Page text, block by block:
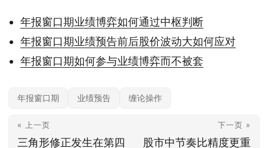
年报窗口期业绩博弈如何通过中枢判断
年报窗口期业绩预告前后股价波动大如何应对
年报窗口期如何参与业绩博弈而不被套
年报窗口期 业绩预告 缠论操作
« 上一页
三角形修正发生在第四
下一页 »
股市中节奏比精度更重